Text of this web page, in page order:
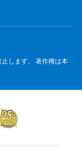
します。 著作権は本